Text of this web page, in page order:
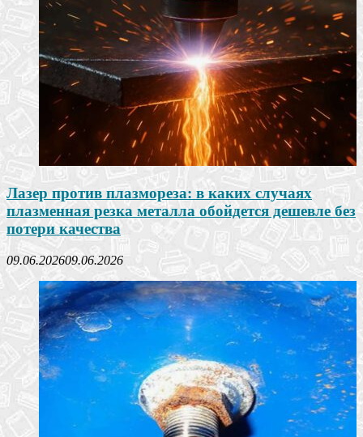
Лазер против плазмореза: в каких случаях
плазменная резка металла обойдется дешевле без
потери качества
09.06.202609.06.2026